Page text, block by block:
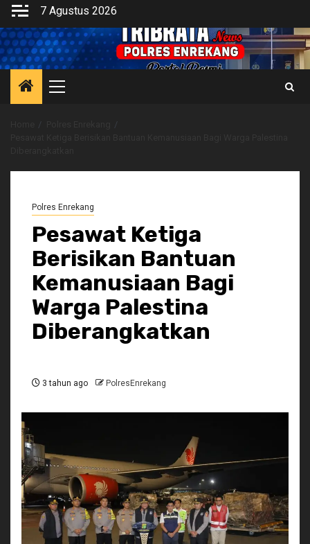
Skip
content
7 Agustus 2026
Primary
Polres Enrekang
Pesawat Ketiga
Berisikan Bantuan
Kemanusiaan Bagi
Warga Palestina
Diberangkatkan
3 tahun ago PolresEnrekang